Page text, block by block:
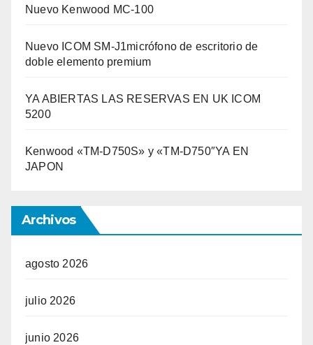
Nuevo Kenwood MC-100
Nuevo ICOM SM-J1micrófono de escritorio de
doble elemento premium
YA ABIERTAS LAS RESERVAS EN UK ICOM
5200
Kenwood «TM-D750S» y «TM-D750″YA EN
JAPON
Archivos
agosto 2026
julio 2026
junio 2026